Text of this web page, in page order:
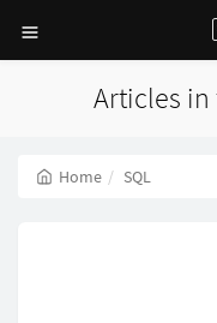
Articles in
Home SQL